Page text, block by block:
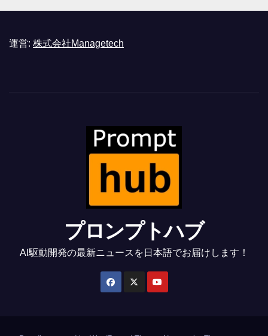
運営: 株式会社Managetech
プロンプトハブ
AI駆動開発の最新ニュースを日本語でお届けします！